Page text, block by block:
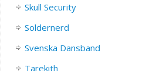
Skull Security
Soldernerd
Svenska Dansband
Tarekith